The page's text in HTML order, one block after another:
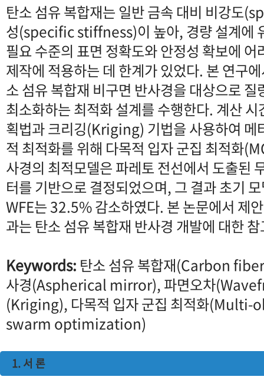
탄소 섬유 복합재는 일반 금속 대비 비강도
성(specific stiffness)이 높아, 경량 설계에
필요 수준의 표면 정확도와 안정성 확보에
제작에 적용하는 데 한계가 있었다. 본 연구
소 섬유 복합재 비구면 반사경을 대상으로
최소화하는 최적화 설계를 수행한다. 계산
획법과 크리깅(Kriging) 기법을 사용하여 메
적 최적화를 위해 다목적 입자 군집 최적화
사경의 최적모델은 파레토 전선에서 도출
터를 기반으로 결정되었으며, 그 결과 초기
WFE는 32.5% 감소하였다. 본 논문에서 제
과는 탄소 섬유 복합재 반사경 개발에 대한
Keywords: 탄소 섬유 복합재(Carbon
사경(Aspherical mirror), 파면오차
(Kriging), 다목적 입자 군집 최적화
swarm optimization)
1. 서 론